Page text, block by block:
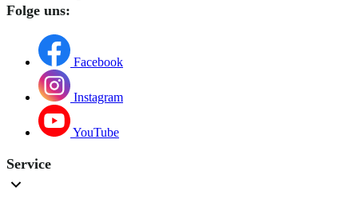
Folge uns:
Facebook
Instagram
YouTube
Service